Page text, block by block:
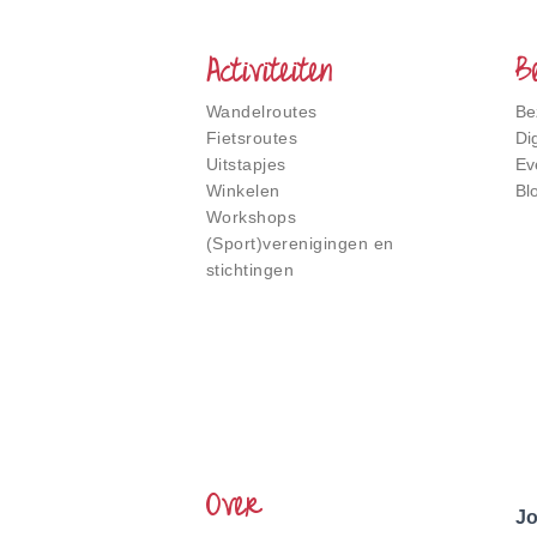
Activiteiten
Wandelroutes
Fietsroutes
Uitstapjes
Winkelen
Workshops
(Sport)verenigingen en
stichtingen
Over